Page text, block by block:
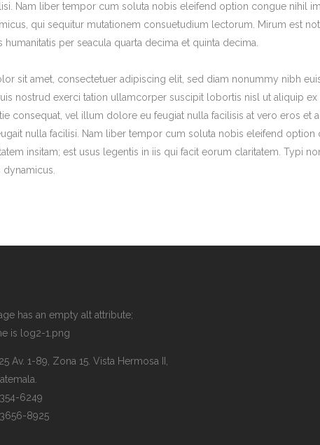
Nam liber tempor cum soluta nobis eleifend option congue nihil
qui sequitur mutationem consuetudium lectorum. Mirum est
humanitatis per seacula quarta decima et quinta decima.
sit amet, consectetuer adipiscing elit, sed diam nonummy nibh
nostrud exerci tation ullamcorper suscipit lobortis nisl ut aliquip
consequat, vel illum dolore eu feugiat nulla facilisis at vero eros
nulla facilisi. Nam liber tempor cum soluta nobis eleifend
insitam; est usus legentis in iis qui facit eorum claritatem. Typi
Av. 1-89, Zona 15. Vista Hermosa II,
6249
8925